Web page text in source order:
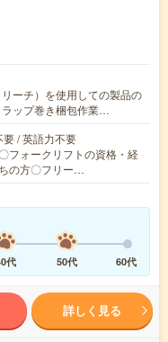
ーチ）を使用しての製品の
ップ巻き梱包作業…
/ 英語力不要
フォークリフトの資格・経
の方〇フリー…
代 50代 60代
詳しく見る